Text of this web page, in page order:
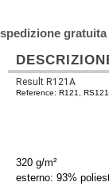
spedizione
Result R121A
Reference: R121, RS121
320 g/m²
esterno: 93%